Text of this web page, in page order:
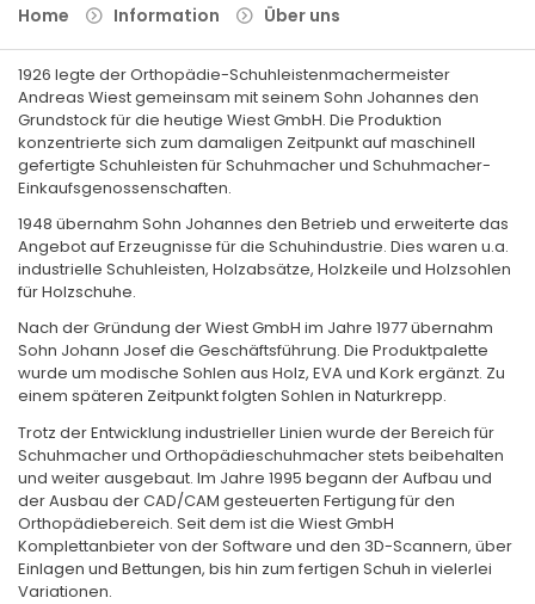
Home Information Über uns
1926 legte der Orthopädie-Schuhleistenmachermeister
Andreas Wiest gemeinsam mit seinem Sohn Johannes den
Grundstock für die heutige Wiest GmbH. Die Produktion
konzentrierte sich zum damaligen Zeitpunkt auf maschinell
gefertigte Schuhleisten für Schuhmacher und Schuhmacher-
Einkaufsgenossenschaften.
1948 übernahm Sohn Johannes den Betrieb und erweiterte das
Angebot auf Erzeugnisse für die Schuhindustrie. Dies waren u.a.
industrielle Schuhleisten, Holzabsätze, Holzkeile und Holzsohlen
für Holzschuhe.
Nach der Gründung der Wiest GmbH im Jahre 1977 übernahm
Sohn Johann Josef die Geschäftsführung. Die Produktpalette
wurde um modische Sohlen aus Holz, EVA und Kork ergänzt. Zu
einem späteren Zeitpunkt folgten Sohlen in Naturkrepp.
Trotz der Entwicklung industrieller Linien wurde der Bereich für
Schuhmacher und Orthopädieschuhmacher stets beibehalten
und weiter ausgebaut. Im Jahre 1995 begann der Aufbau und
der Ausbau der CAD/CAM gesteuerten Fertigung für den
Orthopädiebereich. Seit dem ist die Wiest GmbH
Komplettanbieter von der Software und den 3D-Scannern, über
Einlagen und Bettungen, bis hin zum fertigen Schuh in vielerlei
Variationen.